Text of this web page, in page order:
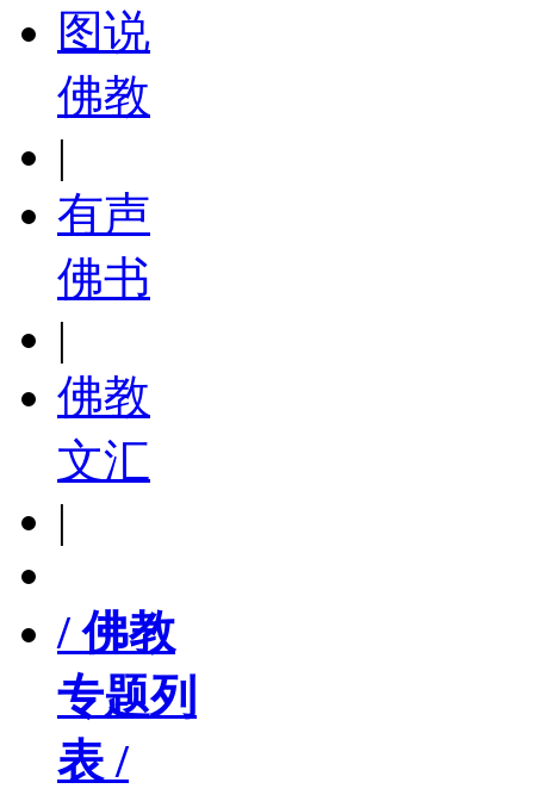
图说
佛教
|
有声
佛书
|
佛教
文汇
|
/ 佛教
专题列
表 /